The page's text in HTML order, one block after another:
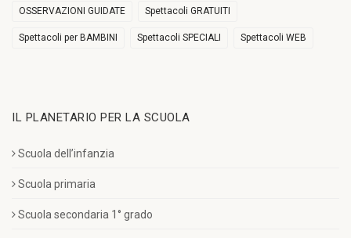
OSSERVAZIONI GUIDATE Spettacoli GRATUITI
Spettacoli per BAMBINI Spettacoli SPECIALI Spettacoli WEB
IL PLANETARIO PER LA SCUOLA
Scuola dell’infanzia
Scuola primaria
Scuola secondaria 1° grado